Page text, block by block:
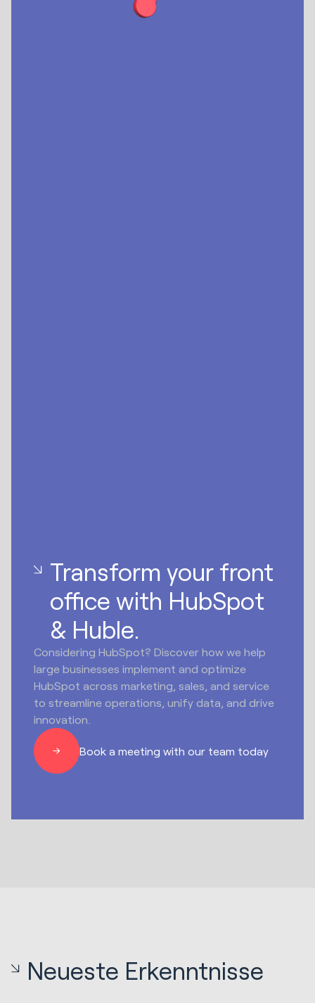
Transform your front
office with HubSpot
& Huble.
Considering HubSpot? Discover how we help
large businesses implement and optimize
HubSpot across marketing, sales, and service
to streamline operations, unify data, and drive
innovation.
Book a meeting with our team today
Neueste Erkenntnisse